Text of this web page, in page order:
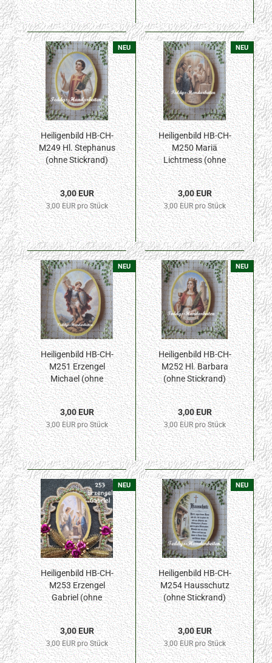
NEU
Heiligenbild HB-CH-
M249 Hl. Stephanus
(ohne Stickrand)
50x70mm
3,00 EUR
3,00 EUR pro Stück
NEU
Heiligenbild HB-CH-
M250 Mariä
Lichtmess (ohne
Stickrand) 50x70mm
3,00 EUR
3,00 EUR pro Stück
NEU
Heiligenbild HB-CH-
M251 Erzengel
Michael (ohne
Stickrand) 50x70mm
3,00 EUR
3,00 EUR pro Stück
NEU
Heiligenbild HB-CH-
M252 Hl. Barbara
(ohne Stickrand)
50x70mm
3,00 EUR
3,00 EUR pro Stück
NEU
Heiligenbild HB-CH-
M253 Erzengel
Gabriel (ohne
Stickrand) 50x70mm
3,00 EUR
3,00 EUR pro Stück
NEU
Heiligenbild HB-CH-
M254 Hausschutz
(ohne Stickrand)
50x70mm
3,00 EUR
3,00 EUR pro Stück